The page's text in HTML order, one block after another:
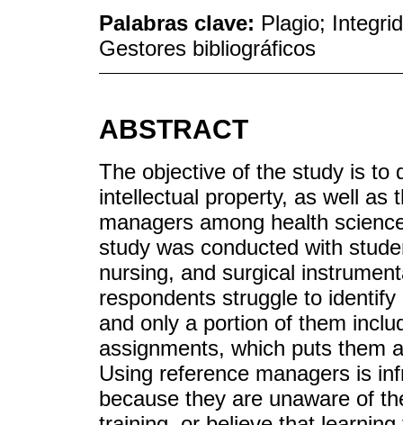
Palabras clave: Plagio;
Gestores bibliográficos
ABSTRACT
The objective of the study is to
intellectual property, as well as
managers among health
study was conducted with
nursing, and surgical
respondents struggle to
and only a portion of them
assignments, which puts them
Using reference managers is
because they are unaware of